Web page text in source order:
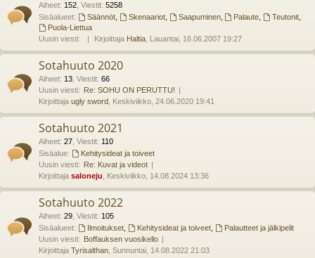
Aiheet: 152 Viestit: 5258
Sisäalueet:
Säännöt, Skenaariot, Saapuminen, Palaute Teutonit
Puola-Liettua
Uusin viesti:
Kirjoittaja Haltia , Lauantai, 16.06.2007 19:27
Sotahuuto 2020
Aiheet: 13 Viestit: 66
Uusin viesti: Re: SOHU ON PERUTTU!
Kirjoittaja ugly sword , Keskiviikko, 24.06.2020 19:41
Sotahuuto 2021
Aiheet: 27 Viestit: 110
Sisäalue:
Kehitysideat ja toiveet
Uusin viesti: Re: Kuvat ja videot
Kirjoittaja saloneju , Keskiviikko, 14.08.2024 13:36
Sotahuuto 2022
Aiheet: 29 Viestit: 105
Sisäalueet:
Ilmoitukset, Kehitysideat ja toiveet,
Palautteet ja jälkipelit
Uusin viesti: Boffauksen vuosikello
Kirjoittaja Tyrisalthan , Sunnuntai, 14.08.2022 21:03